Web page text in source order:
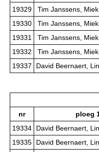
19329
Tim Janssens,
19330
Tim Janssens,
19331
Tim Janssens,
19332
Tim Janssens,
19337
David Beernaert,
nr
ploeg
19334
David Beernaert,
19335
David Beernaert,